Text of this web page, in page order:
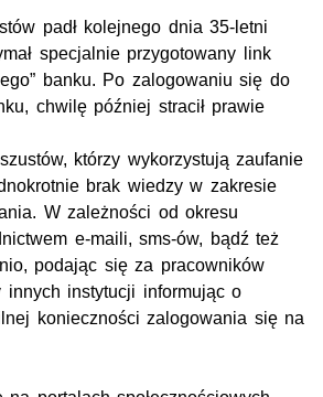
padł kolejnego dnia 35-letni
specjalnie przygotowany link
banku. Po zalogowaniu się do
chwilę później stracił prawie
którzy wykorzystują zaufanie
brak wiedzy w zakresie
W zależności od okresu
e-maili, sms-ów, bądź też
podając się za pracowników
innych instytucji informując o
konieczności zalogowania się na